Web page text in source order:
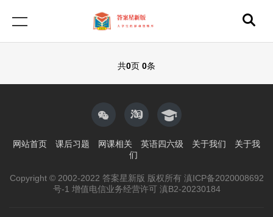
共0页 0条
网站首页 课后习题 网课相关 英语四六级 关于我们
关于我
们
Copyright © 2002-2022 答案星新版 版权所有 滇ICP备2020008692
号-1 增值电信业务经营许可 滇B2-20230184